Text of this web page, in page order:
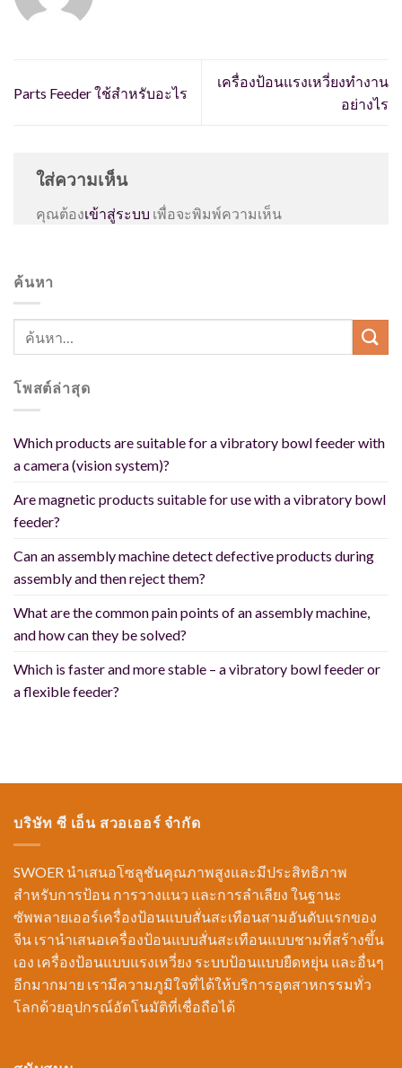
Parts Feeder ใช้สำหรับอะไร
เครื่องป้อนแรงเหวี่ยงทำงาน
อย่างไร
ใส่ความเห็น
คุณต้องเข้าสู่ระบบ เพื่อจะพิมพ์ความเห็น
ค้นหา
โพสต์ล่าสุด
Which products are suitable for a vibratory bowl feeder with
a camera (vision system)?
Are magnetic products suitable for use with a vibratory bowl
feeder?
Can an assembly machine detect defective products during
assembly and then reject them?
What are the common pain points of an assembly machine,
and how can they be solved?
Which is faster and more stable – a vibratory bowl feeder or
a flexible feeder?
บริษัท ซี เอ็น สวอเออร์ จำกัด
SWOER นำเสนอโซลูชันคุณภาพสูงและมีประสิทธิภาพ
สำหรับการป้อน การวางแนว และการลำเลียง ในฐานะ
ซัพพลายเออร์เครื่องป้อนแบบสั่นสะเทือนสามอันดับแรกของ
จีน เรานำเสนอเครื่องป้อนแบบสั่นสะเทือนแบบชามที่สร้างขึ้น
เอง เครื่องป้อนแบบแรงเหวี่ยง ระบบป้อนแบบยืดหยุ่น และอื่นๆ
อีกมากมาย เรามีความภูมิใจที่ได้ให้บริการอุตสาหกรรมทั่ว
โลกด้วยอุปกรณ์อัตโนมัติที่เชื่อถือได้